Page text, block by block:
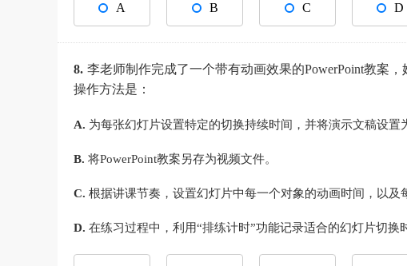
A B C D
8. 李老师制作完成了一个带有动画效果的PowerPoint教案
操作方法是：
A. 为每张幻灯片设置特定的切换持续时间，并将演示文稿设置
B. 将PowerPoint教案另存为视频文件。
C. 根据讲课节奏，设置幻灯片中每一个对象的动画时间，以及
D. 在练习过程中，利用“排练计时”功能记录适合的幻灯片切换